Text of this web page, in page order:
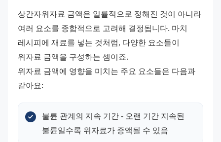
상간자위자료 금액은 일률적으로 정해진 것이 아니라
여러 요소를 종합적으로 고려해 결정됩니다. 마치
레시피에 재료를 넣는 것처럼, 다양한 요소들이
위자료 금액을 구성하는 셈이죠.
위자료 금액에 영향을 미치는 주요 요소들은 다음과
같아요:
불륜 관계의 지속 기간 - 오랜 기간 지속된
불륜일수록 위자료가 증액될 수 있음